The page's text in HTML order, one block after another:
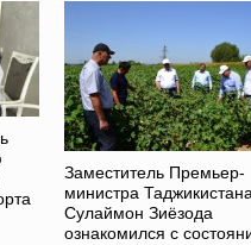
Заместитель Премьер-
министра
Сулаймон Зиёзода
ознакомился с